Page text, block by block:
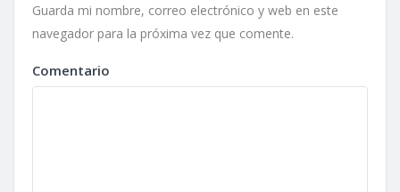
Guarda mi nombre, correo electrónico y web en este
navegador para la próxima vez que comente.
Comentario